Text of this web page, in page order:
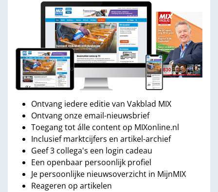
Ontvang iedere editie van Vakblad MIX
Ontvang onze email-nieuwsbrief
Toegang tot álle content op MIXonline.nl
Inclusief marktcijfers en artikel-archief
Geef 3 collega's een login cadeau
Een openbaar persoonlijk profiel
Je persoonlijke nieuwsoverzicht in MijnMIX
Reageren op artikelen